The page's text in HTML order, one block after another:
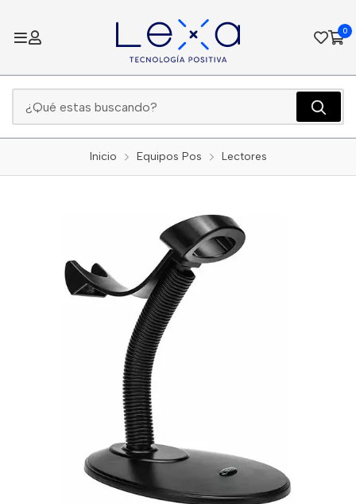
0
Inicio Equipos Pos Lectores